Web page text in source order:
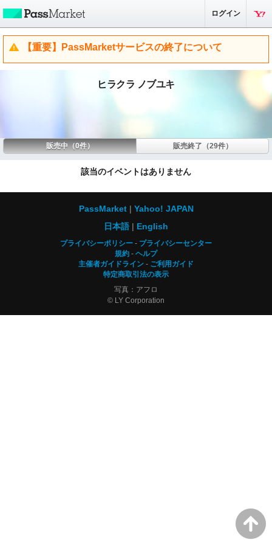
ログイン
【重要】PassMarketサービスの終了について
ヒラクラ ノブユキ
販売中（0件） 販売終了（29件）
該当のイベントはありません
PassMarket
Yahoo! JAPAN
日本語
English
プライバシーポリシー
プライバシーセンター
規約
ヘルプ
主催者ガイドライン
ご利用ガイド
特定商取引法の表示
写真：アフロ
© LY Corporation